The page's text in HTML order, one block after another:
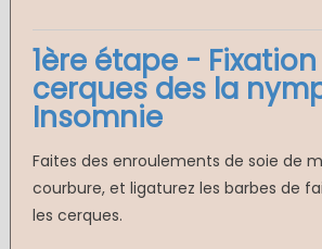
1ère étape -
cerques des la
Insomnie
Faites des enroulements de soie de
courbure, et ligaturez les barbes de
les cerques.